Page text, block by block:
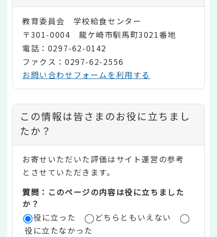
教育委員会 学校給食センター
〒301-0004 龍ケ崎市馴馬町3021番地
電話：0297-62-0142
ファクス：0297-62-2556
お問い合わせフォームを利用する
コ
ン
テ
ン
ツ
評
価
この情報は皆さまのお役に立ちまし
たか？
お寄せいただいた評価はサイト運営の参考
とさせていただきます。
質問：このページの内容は役に立ちました
か？
役に立った
どちらともいえない
役に立たなかった